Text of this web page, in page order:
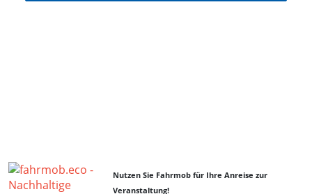
Nutzen Sie Fahrmob für Ihre Anreise zur
Veranstaltung!